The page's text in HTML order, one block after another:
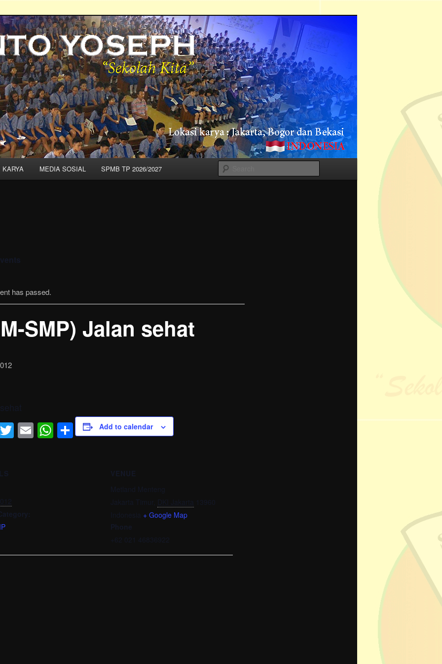
– "Sekolah Kita"
KARYA MEDIA SOSIAL SPMB TP 2026/2027
has passed.
SMP) Jalan sehat
Twitter
EmailWhatsApp
ShareAdd to calendar
VENUE
Metland Menteng
Jakarta Timur DKI Jakarta
13960
Indonesia
+ Google Map
Phone
+62 021 46836922